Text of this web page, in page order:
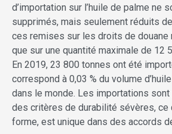
d’importation sur l’huile de palme ne
supprimés, mais seulement réduits
ces remises sur les droits de douane
que sur une quantité maximale de 12
En 2019, 23 800 tonnes ont été
correspond à 0,03 % du volume
dans le monde. Les importations
des critères de durabilité sévères, ce
forme, est unique dans des accords